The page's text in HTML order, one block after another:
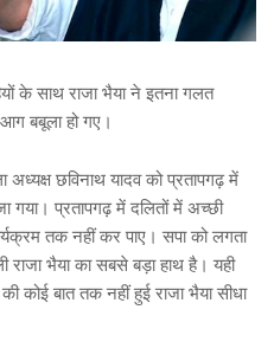
के साथ राजा भैया ने इतना गलत
बबूला हो गए।
अध्यक्ष छविनाथ यादव को प्रतापगढ़ में
गया। प्रतापगढ़ में दलितों में अच्छी
तक नहीं कर पाए। सपा को लगता
भैया का सबसे बड़ा हाथ है। यही
कोई बात तक नहीं हुई राजा भैया सीधा